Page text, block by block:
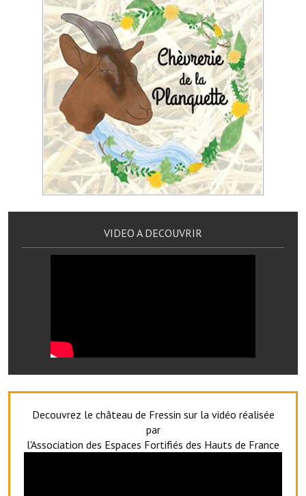
Les réseaux partenaires
L'association des maires
L'office de tourisme
Le conseil départemental
VILLE PRATIQUE
Services publics intercommunaux
Affaires scolaires, CCAS
Démarches administratives
Urbanisme
Terrains et maisons à vendre
VIDEO A DECOUVRIR
Decouvrez le château de Fressin sur la vidéo réalisée
par
l'Association des Espaces Fortifiés des Hauts de France